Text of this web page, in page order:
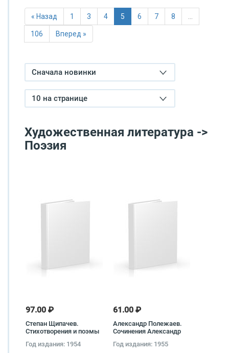
« Назад 1 3 4 5 6 7 8 …
106 Вперед »
Сначала новинки
10 на странице
Художественная литература ->
Поэзия
97.00 ₽
Степан Щипачев.
Стихотворения и поэмы
Год издания: 1954
61.00 ₽
Александр Полежаев.
Сочинения Александр
Год издания: 1955